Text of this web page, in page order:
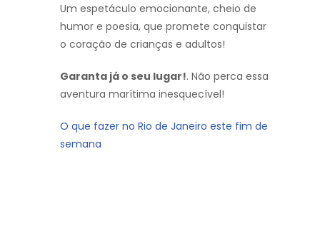
Um espetáculo emocionante, cheio de
humor e poesia, que promete conquistar
o coração de crianças e adultos!
Garanta já o seu lugar!. Não perca essa
aventura marítima inesquecível!
O que fazer no Rio de Janeiro este fim de
semana